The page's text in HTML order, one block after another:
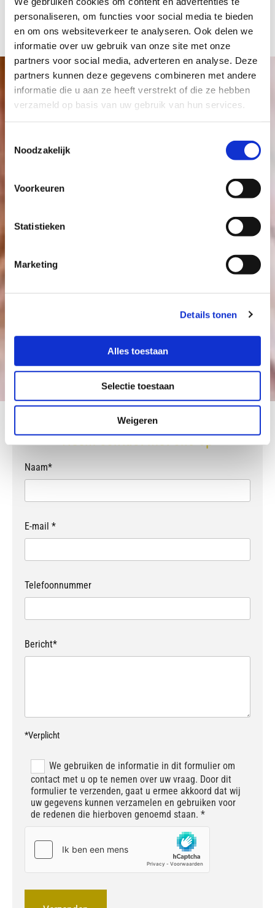
personaliseren, om functies voor social media te bieden
en om ons websiteverkeer te analyseren. Ook delen we
informatie over uw gebruik van onze site met onze
partners voor social media, adverteren en analyse. Deze
partners kunnen deze gegevens combineren met andere
informatie die u aan ze heeft verstrekt of die ze hebben
verzameld op basis van uw gebruik van hun services.
Noodzakelijk
Voorkeuren
Statistieken
Marketing
Details tonen
Alles toestaan
Selectie toestaan
Weigeren
Collectie van NED
Wij zijn fan van het veelzijdige assortiment van dit
Nederlandse modemerk. De collecties zijn modieus,
comfortabel en draagbaar. Daarnaast kunnen de
collectie vind je kleding van maat 36 tot en met maat
een vrouwelijke outfit met een casual touch? Dan is
Neem contact met ons op
Naam*
E-mail *
Telefoonnummer
Bericht*
*Verplicht
We gebruiken de informatie in dit formulier om
contact met u op te nemen over uw vraag. Door dit
formulier te verzenden, gaat u ermee akkoord dat wij
uw gegevens kunnen verzamelen en gebruiken voor
de redenen die hierboven genoemd staan. *